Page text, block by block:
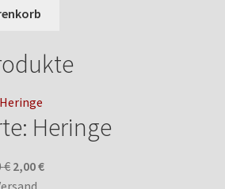
Heringe
€ Ursprünglicher
Preis
2,00€Aktueller